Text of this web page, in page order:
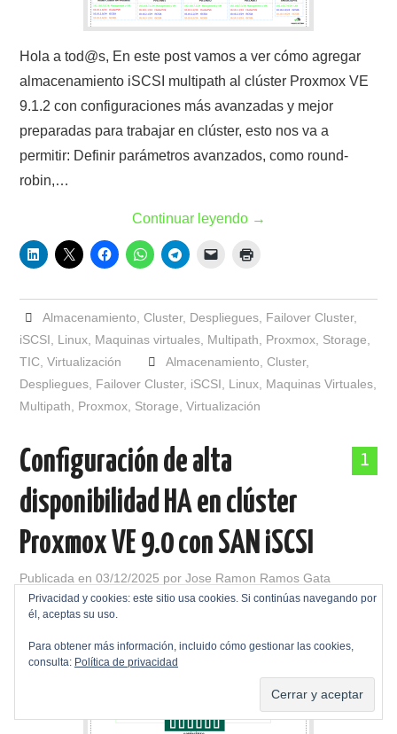
Hola a tod@s, En este post vamos a ver cómo agregar
almacenamiento iSCSI multipath al clúster Proxmox VE
9.1.2 con configuraciones más avanzadas y mejor
preparadas para trabajar en clúster, esto nos va a
permitir: Definir parámetros avanzados, como round-
robin,…
Continuar leyendo →
Almacenamiento Cluster, Despliegues, Failover Cluster,
iSCSI
Linux Maquinas virtuales Multipath Proxmox Storage
TIC ,Virtualización Almacenamiento Cluster,
Despliegues Failover Cluster, iSCSI Linux Maquinas Virtuales
Multipath
Proxmox Storage ,Virtualización
1
Configuración de alta
disponibilidad HA en clúster
Proxmox VE 9.0 con SAN iSCSI
Publicada en03/12/2025 porJose Ramon Ramos Gata
Privacidad y cookies: este sitio usa cookies. Si continúas navegando por
él, aceptas su uso.
Para obtener más información, incluido cómo gestionar las cookies,
consulta: Política de privacidad